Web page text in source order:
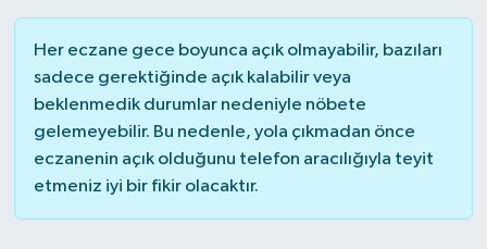
Her eczane gece boyunca açık olmayabilir, bazıları
sadece gerektiğinde açık kalabilir veya
beklenmedik durumlar nedeniyle nöbete
gelemeyebilir. Bu nedenle, yola çıkmadan önce
eczanenin açık olduğunu telefon aracılığıyla teyit
etmeniz iyi bir fikir olacaktır.